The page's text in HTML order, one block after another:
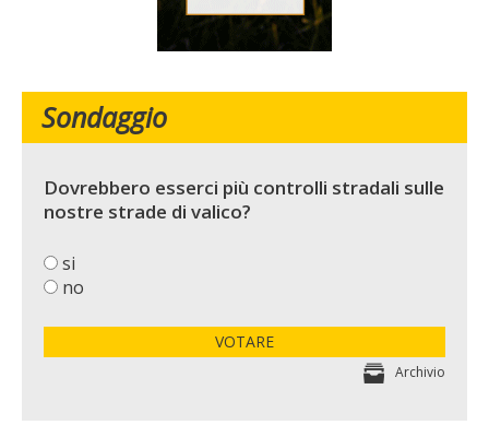
Sondaggio
Dovrebbero esserci più controlli stradali sulle
nostre strade di valico?
si
no
VOTARE
Archivio